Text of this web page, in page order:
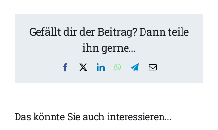
Gefällt dir der Beitrag? Dann teile
ihn gerne...
Facebook
X LinkedInWhatsApp
TelegramEmail
Das könnte Sie auch interessieren...
Weinfest im
Sommerfest